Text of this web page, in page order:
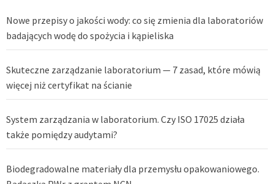
Nowe przepisy o jakości wody: co się zmienia dla laboratoriów
badających wodę do spożycia i kąpieliska
Skuteczne zarządzanie laboratorium — 7 zasad, które mówią
więcej niż certyfikat na ścianie
System zarządzania w laboratorium. Czy ISO 17025 działa
także pomiędzy audytami?
Biodegradowalne materiały dla przemysłu opakowaniowego.